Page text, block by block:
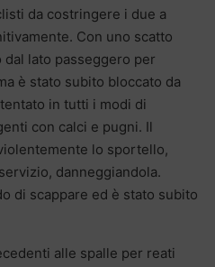
da costringere i due a
Con uno scatto
lato passeggero per
è stato subito bloccato da
in tutti i modi di
con calci e pugni. Il
lo sportello,
danneggiandola.
di scappare ed è stato subito
alle spalle per reati